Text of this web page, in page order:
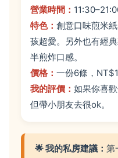
營業時間：
特色： 創意口味煎米
孩超愛。另外也有經
半煎炸口感。
價格： 一份6條，
我的評價： 如果你喜
但帶小朋友去很ok。
🌟 我的私房建議： 第